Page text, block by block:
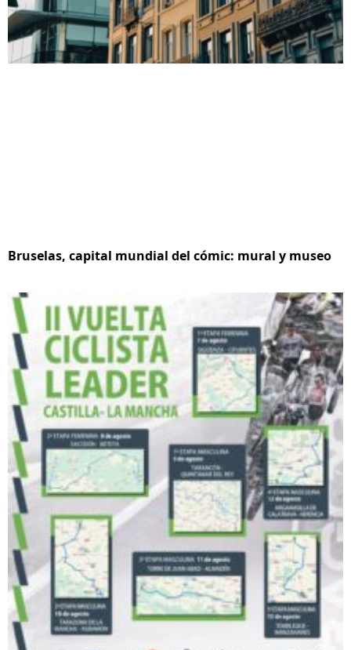
Bruselas, capital mundial del cómic: mural y museo